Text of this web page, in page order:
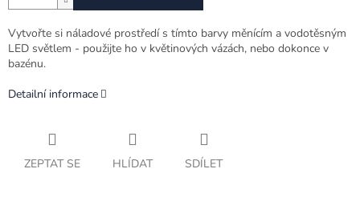
Vytvořte si náladové prostředí s tímto barvy měnícím a vodotěsným
LED světlem - použijte ho v květinových vázách, nebo dokonce v
bazénu.
Detailní informace
ZEPTAT SE HLÍDAT SDÍLET